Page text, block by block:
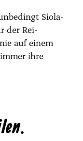
Sio­la-
der Rei­
auf einem
ihre